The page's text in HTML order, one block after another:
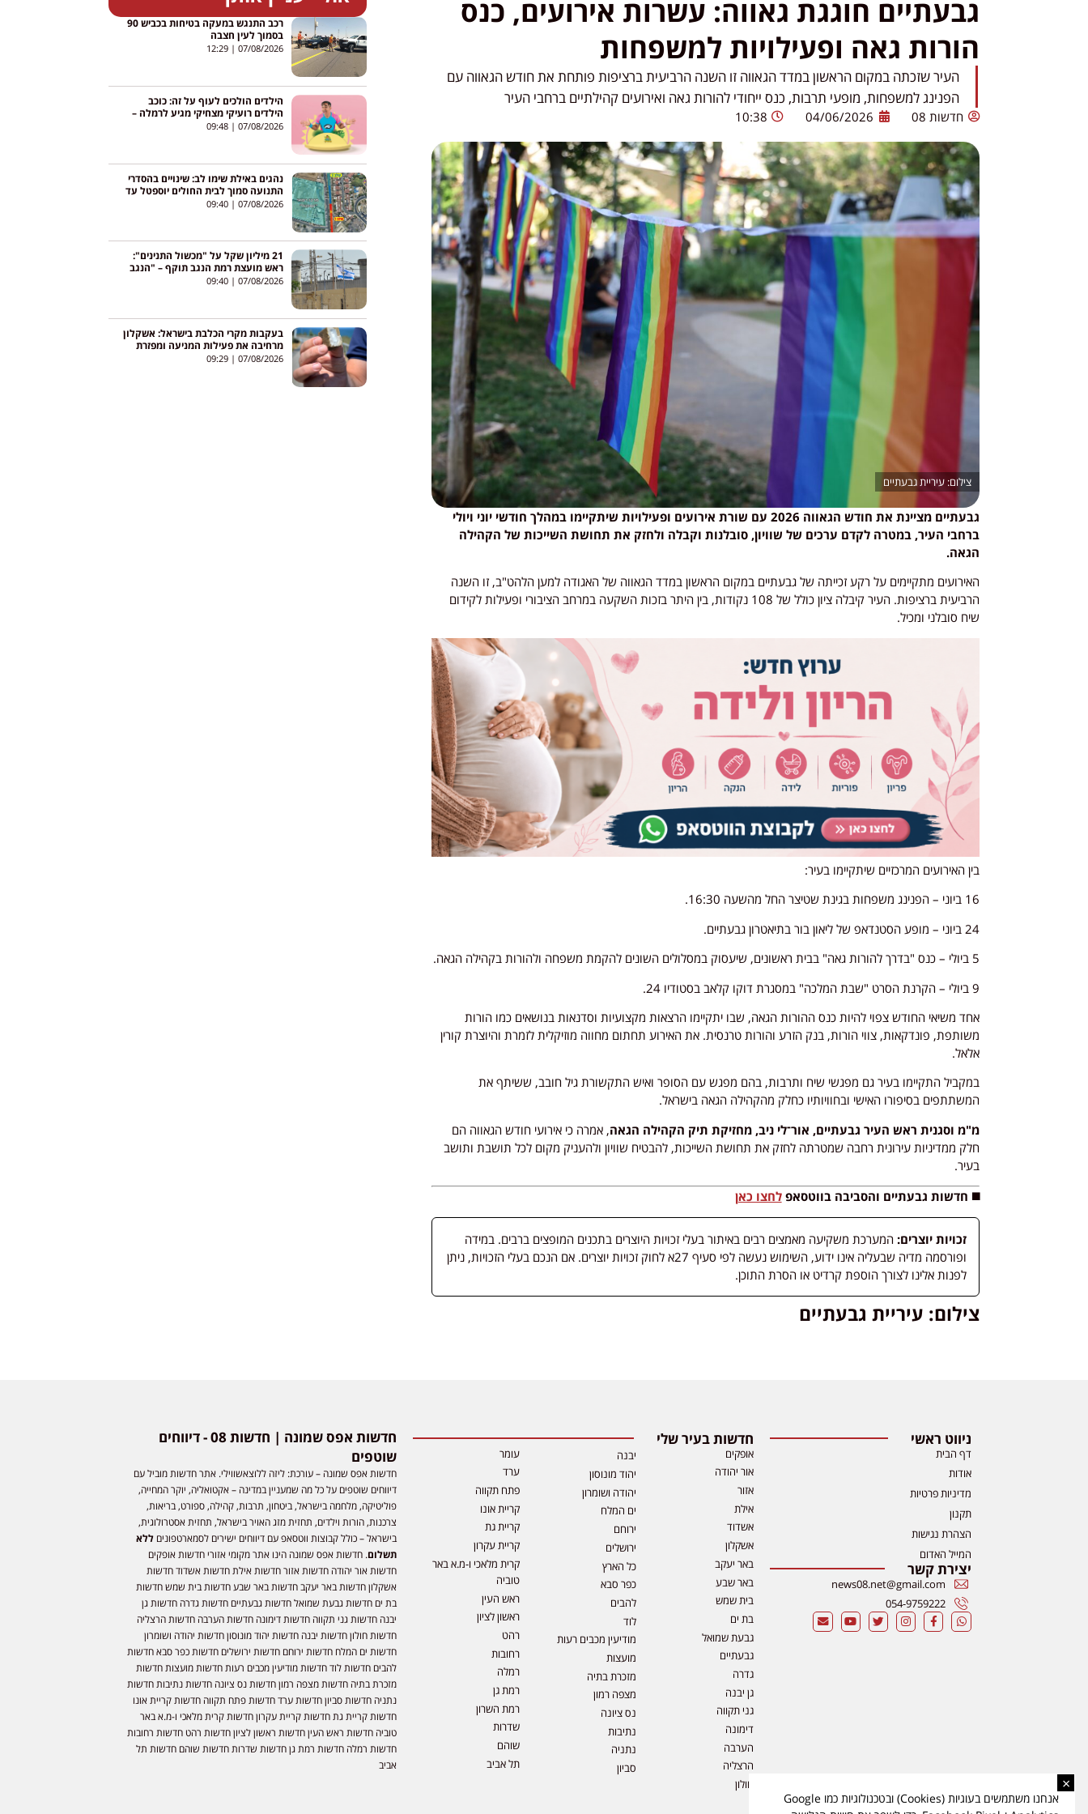
גבעתיים חוגגת גאווה: עשרות אירועים, כנס
הורות גאה ופעילויות למשפחות
העיר שזכתה במקום הראשון במדד הגאווה זו השנה הרביעית ברציפות פותחת את חודש הגאווה עם
הפנינג למשפחות, מופעי תרבות, כנס ייחודי להורות גאה ואירועים קהילתיים ברחבי העיר
חדשות 08 04/06/2026
10:38
עיריית גבעתיים
גבעתיים מציינת את חודש הגאווה 2026 עם שורת אירועים ופעילויות שיתקיימו במהלך חודשי יוני ויולי
ברחבי העיר, במטרה לקדם ערכים של שוויון, סובלנות וקבלה ולחזק את תחושת השייכות של הקהילה
הגאה.
האירועים מתקיימים על רקע זכייתה של גבעתיים במקום הראשון במדד הגאווה של האגודה למען הלהט"ב, זו השנה
הרביעית ברציפות. העיר קיבלה ציון כולל של 108 נקודות, בין היתר בזכות השקעה במרחב הציבורי ופעילות לקידום
שיח סובלני ומכיל.
בין האירועים המרכזיים שיתקיימו בעיר:
16 ביוני – הפנינג משפחות בגינת שטיצר החל מהשעה 16:30.
24 ביוני – מופע הסטנדאפ של ליאון בור בתיאטרון גבעתיים.
5 ביולי – כנס "בדרך להורות גאה" בבית ראשונים, שיעסוק במסלולים השונים להקמת משפחה ולהורות בקהילה הגאה.
9 ביולי – הקרנת הסרט "שבת המלכה" במסגרת דוקו קלאב בסטודיו 24.
אחד משיאי החודש צפוי להיות כנס ההורות הגאה, שבו יתקיימו הרצאות מקצועיות וסדנאות בנושאים כמו הורות
משותפת, פונדקאות, צווי הורות, בנק הזרע והורות טרנסית. את האירוע תחתום מחווה מוזיקלית לזמרת והיוצרת קורין
אלאל.
במקביל התקיימו בעיר גם מפגשי שיח ותרבות, בהם מפגש עם הסופר ואיש התקשורת גיל חובב, ששיתף את
המשתתפים בסיפורו האישי ובחוויותיו כחלק מהקהילה הגאה בישראל.
מ"מ וסגנית ראש העיר גבעתיים, אור־לי ניב, מחזיקת תיק הקהילה הגאה, אמרה כי אירועי חודש הגאווה הם
חלק ממדיניות עירונית רחבה שמטרתה לחזק את תחושת השייכות, להבטיח שוויון ולהעניק מקום לכל תושבת ותושב
בעיר.
◼️ חדשות גבעתיים והסביבה בווטסאפלחצו כאן
זכויות יוצרים: המערכת משקיעה מאמצים רבים באיתור בעלי זכויות היוצרים בתכנים המופצים ברבים. במידה
ופורסמה מדיה שבעליה אינו ידוע, השימוש נעשה לפי סעיף 27א לחוק זכויות יוצרים. אם הנכם בעלי הזכויות, ניתן
לפנות אלינו לצורך הוספת קרדיט או הסרת התוכן.
צילום: עיריית גבעתיים
רכב התנגש במעקה בטיחות בכביש 90
בסמוך לעין חצבה
07/08/2026
12:29
הילדים הולכים לעוף על זה: כוכב
הילדים רועיקי מצחיקי מגיע לרמלה –
והכניסה חופשית
07/08/2026
09:48
נהגים באילת שימו לב: שינויים בהסדרי
התנועה סמוך לבית החולים יוספטל עד
סוף אוגוסט
07/08/2026
09:40
21 מיליון שקל על "מכשול התנינים":
ראש מועצת רמת הנגב תוקף – "הנגב
לא צריך עוד הצגת יח"צ"
07/08/2026
09:40
בעקבות מקרי הכלבת בישראל: אשקלון
מרחיבה את פעילות המניעה ומפזרת
חיסונים בשטחים הפתוחים
07/08/2026
09:29
ניווט ראשי
דף הבית
אודות
מדיניות פרטיות
תקנון
הצהרת נגישות
המייל האדום
יצירת קשר
news08.net@gmail.com
054-9759222
חדשות בעיר שלי
אופקים
אור יהודה
אזור
אילת
אשדוד
אשקלון
באר יעקב
באר שבע
בית שמש
בת ים
גבעת שמואל
גבעתיים
גדרה
גן יבנה
גני תקווה
דימונה
הערבה
הרצליה
חולון
יבנה
יהוד מונוסון
יהודה ושומרון
ים המלח
ירוחם
ירושלים
כל הארץ
כפר סבא
להבים
לוד
מודיעין מכבים רעות
מועצות
מזכרת בתיה
מצפה רמון
נס ציונה
נתיבות
נתניה
סביון
עומר
ערד
פתח תקווה
קריית אונו
קריית גת
קריית עקרון
קרית מלאכי ו-מ.א באר
טוביה
ראש העין
ראשון לציון
רהט
רחובות
רמלה
רמת גן
רמת השרון
שדרות
שוהם
תל אביב
חדשות אפס שמונה | חדשות 08 - דיווחים
שוטפים
חדשות אפס שמונה – עורכת: ליזה ללוצאשווילי. אתר חדשות מוביל עם
דיווחים שוטפים על כל מה שמעניין במדינה – אקטואליה, יוקר המחייה,
פוליטיקה, מלחמה בישראל, ביטחון, תרבות, קהילה, ספורט, בריאות,
צרכנות, הורות וילדים, תחזית מזג האויר בישראל, תחזית אסטרולוגית,
בישראל – כולל קבוצות ווטסאפ עם דיווחים ישירים לסמארטפוניםללא
תשלום. חדשות אפס שמונה הינו אתר מקומי אזורי חדשות אופקים
חדשות אור יהודה חדשות אזור חדשות אילת חדשות אשדוד חדשות
אשקלון חדשות באר יעקב חדשות באר שבע חדשות בית שמש חדשות
בת ים חדשות גבעת שמואל חדשות גבעתיים חדשות גדרה חדשות גן
יבנה חדשות גני תקווה חדשות דימונה חדשות הערבה חדשות הרצליה
חדשות חולון חדשות יבנה חדשות יהוד מונוסון חדשות יהודה ושומרון
חדשות ים המלח חדשות ירוחם חדשות ירושלים חדשות כפר סבא חדשות
להבים חדשות לוד חדשות מודיעין מכבים רעות חדשות מועצות חדשות
מזכרת בתיה חדשות מצפה רמון חדשות נס ציונה חדשות נתיבות חדשות
נתניה חדשות סביון חדשות ערד חדשות פתח תקווה חדשות קריית אונו
חדשות קריית גת חדשות קריית עקרון חדשות קרית מלאכי ו-מ.א באר
טוביה חדשות ראש העין חדשות ראשון לציון חדשות רהט חדשות רחובות
חדשות רמלה חדשות רמת גן חדשות שדרות חדשות שוהם חדשות תל
אביב
×
אנחנו משתמשים בעוגיות (Cookies) ובטכנולוגיות כמו Google